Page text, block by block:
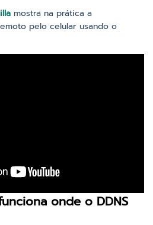
mostra na prática a
pelo celular usando o
onde o DDNS